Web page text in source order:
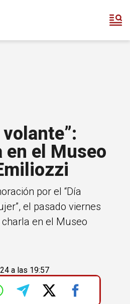
en el Museo
por el “Día
el pasado viernes
en el Museo
a las 19:57